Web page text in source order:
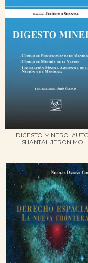
DIGESTO MINERO.
SHANTAL JERÓNIMO....